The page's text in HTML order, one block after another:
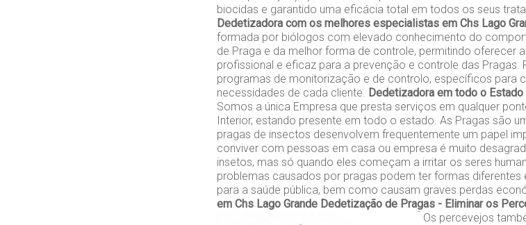
biocidas e garantido uma eficácia total em todos os seus
Dedetizadora com os melhores especialistas em Chs Lago
formada por biólogos com elevado conhecimento do
de Praga e da melhor forma de controle, permitindo oferecer
profissional e eficaz para a prevenção e controle das Pragas.
programas de monitorização e de controlo, específicos para
necessidades de cada cliente.
Dedetizadora em todo o
Somos a única Empresa que presta serviços em qualquer
Interior, estando presente em todo o estado. As Pragas são
pragas de insectos desenvolvem frequentemente um papel
conviver com pessoas em casa ou empresa é muito
insetos, mas só quando eles começam a irritar os seres
problemas causados por pragas podem ter formas
para a saúde pública, bem como causam graves perdas
em Chs Lago Grande Dedetização de Pragas - Eliminar os
Os percevejos